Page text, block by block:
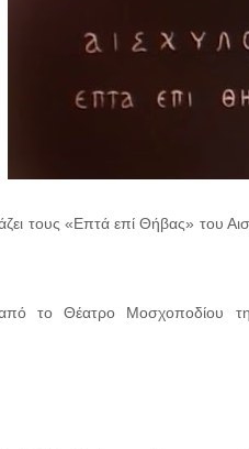
τους «Επτά επί Θήβας» του
το Θέατρο Μοσχοποδίου